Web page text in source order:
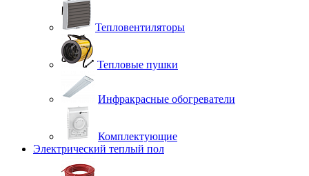
Тепловентиляторы
Тепловые пушки
Инфракрасные обогреватели
Комплектующие
Электрический теплый пол